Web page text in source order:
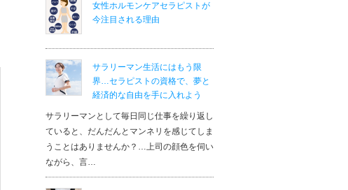
女性ホルモンケアセラピストが
今注目される理由
サラリーマン生活にはもう限
界…セラピストの資格で、夢と
経済的な自由を手に入れよう
サラリーマンとして毎日同じ仕事を繰り返し
ていると、だんだんとマンネリを感じてしま
うことはありませんか？…上司の顔色を伺い
ながら、言…